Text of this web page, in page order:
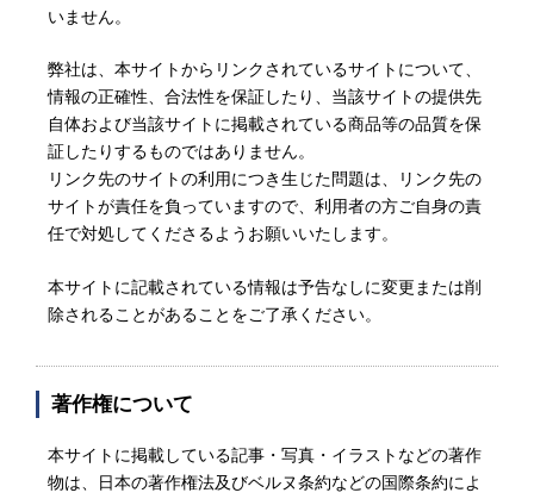
いません。
弊社は、本サイトからリンクされているサイトについて、
情報の正確性、合法性を保証したり、当該サイトの提供先
自体および当該サイトに掲載されている商品等の品質を保
証したりするものではありません。
リンク先のサイトの利用につき生じた問題は、リンク先の
サイトが責任を負っていますので、利用者の方ご自身の責
任で対処してくださるようお願いいたします。
本サイトに記載されている情報は予告なしに変更または削
除されることがあることをご了承ください。
著作権について
本サイトに掲載している記事・写真・イラストなどの著作
物は、日本の著作権法及びベルヌ条約などの国際条約によ